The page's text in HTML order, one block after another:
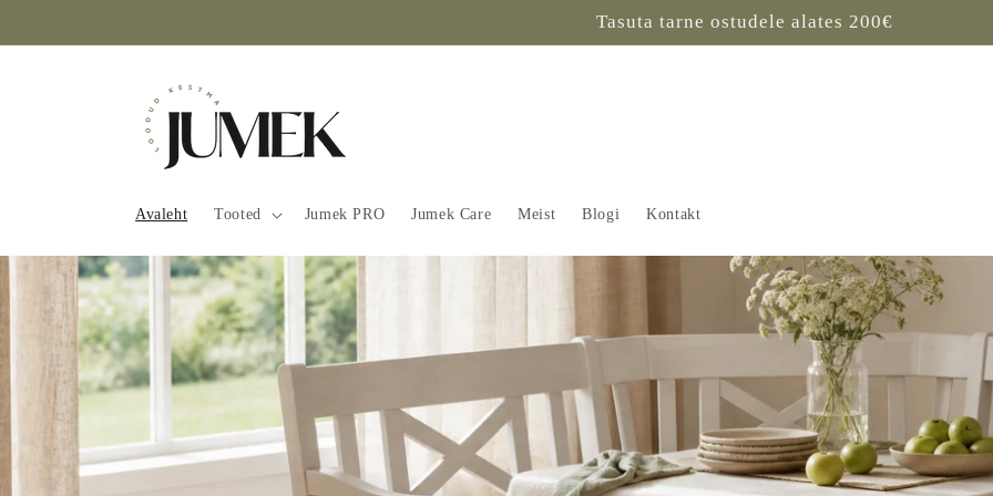
juurde
Tasuta tarne ostudele alates 200€
Avaleht Tooted Jumek PRO Jumek Care Meist Blogi Kontakt